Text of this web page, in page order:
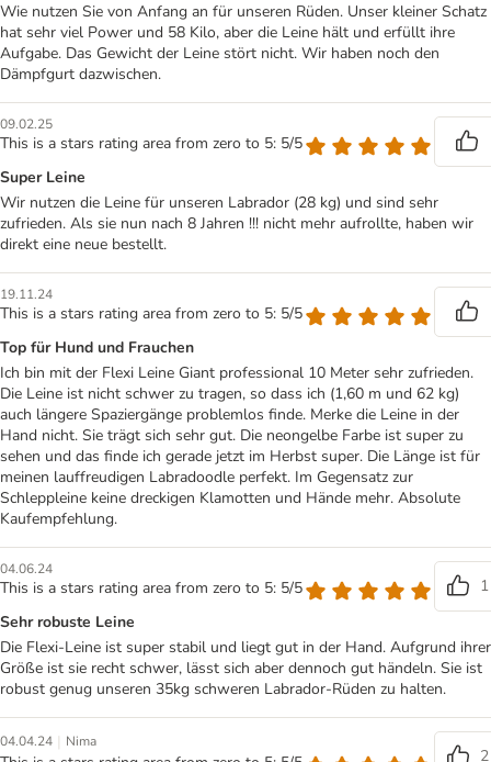
Wie nutzen Sie von Anfang an für unseren Rüden. Unser kleiner Schatz
hat sehr viel Power und 58 Kilo, aber die Leine hält und erfüllt ihre
Aufgabe. Das Gewicht der Leine stört nicht. Wir haben noch den
Dämpfgurt dazwischen.
09.02.25
This is a stars rating area from zero to 5: 5/5
Super Leine
Wir nutzen die Leine für unseren Labrador (28 kg) und sind sehr
zufrieden. Als sie nun nach 8 Jahren !!! nicht mehr aufrollte, haben wir
direkt eine neue bestellt.
19.11.24
This is a stars rating area from zero to 5: 5/5
Top für Hund und Frauchen
Ich bin mit der Flexi Leine Giant professional 10 Meter sehr zufrieden.
Die Leine ist nicht schwer zu tragen, so dass ich (1,60 m und 62 kg)
auch längere Spaziergänge problemlos finde. Merke die Leine in der
Hand nicht. Sie trägt sich sehr gut. Die neongelbe Farbe ist super zu
sehen und das finde ich gerade jetzt im Herbst super. Die Länge ist für
meinen lauffreudigen Labradoodle perfekt. Im Gegensatz zur
Schleppleine keine dreckigen Klamotten und Hände mehr. Absolute
Kaufempfehlung.
04.06.24
This is a stars rating area from zero to 5: 5/5
1
Sehr robuste Leine
Die Flexi-Leine ist super stabil und liegt gut in der Hand. Aufgrund ihrer
Größe ist sie recht schwer, lässt sich aber dennoch gut händeln. Sie ist
robust genug unseren 35kg schweren Labrador-Rüden zu halten.
04.04.24 | Nima
2